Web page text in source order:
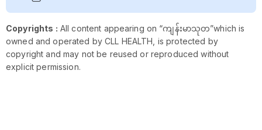
Copyrights : All content appearing on “ကျန်းမာသုတ”which is
owned and operated by CLL HEALTH, is protected by
copyright and may not be reused or reproduced without
explicit permission.